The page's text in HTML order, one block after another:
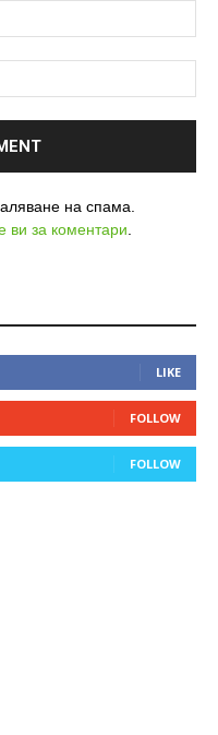
на спама.
ви за коментари.
LIKE
FOLLOW
FOLLOW